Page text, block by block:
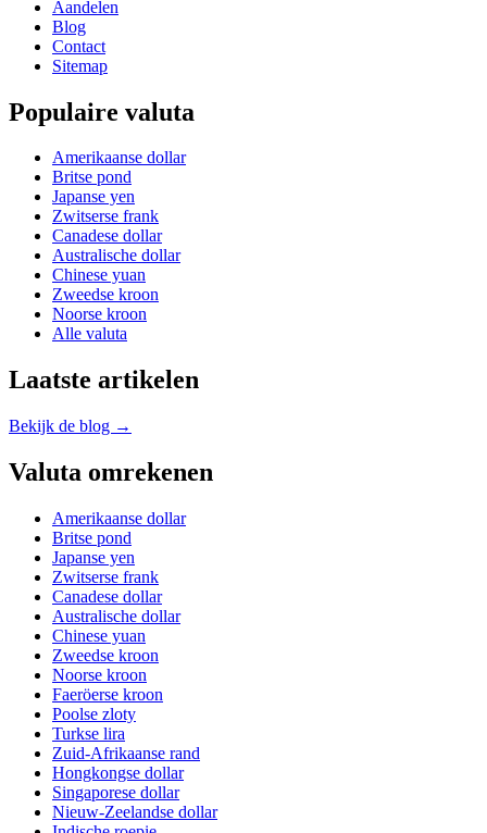
Aandelen
Blog
Contact
Sitemap
Populaire valuta
Amerikaanse dollar
Britse pond
Japanse yen
Zwitserse frank
Canadese dollar
Australische dollar
Chinese yuan
Zweedse kroon
Noorse kroon
Alle valuta
Laatste artikelen
Bekijk de blog →
Valuta omrekenen
Amerikaanse dollar
Britse pond
Japanse yen
Zwitserse frank
Canadese dollar
Australische dollar
Chinese yuan
Zweedse kroon
Noorse kroon
Faeröerse kroon
Poolse zloty
Turkse lira
Zuid-Afrikaanse rand
Hongkongse dollar
Singaporese dollar
Nieuw-Zeelandse dollar